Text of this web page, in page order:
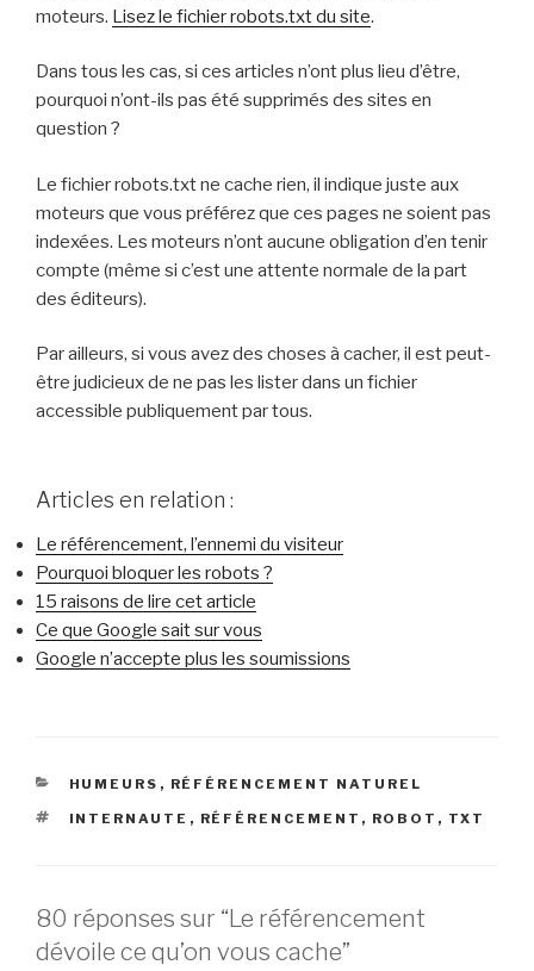
moteurs. Lisez le fichier robots.txt du site.
Dans tous les cas, si ces articles n’ont plus lieu d’être,
pourquoi n’ont-ils pas été supprimés des sites en
question ?
Le fichier robots.txt ne cache rien, il indique juste aux
moteurs que vous préférez que ces pages ne soient pas
indexées. Les moteurs n’ont aucune obligation d’en tenir
compte (même si c’est une attente normale de la part
des éditeurs).
Par ailleurs, si vous avez des choses à cacher, il est peut-
être judicieux de ne pas les lister dans un fichier
accessible publiquement par tous.
Articles en relation :
Le référencement, l’ennemi du visiteur
Pourquoi bloquer les robots ?
15 raisons de lire cet article
Ce que Google sait sur vous
Google n’accepte plus les soumissions
CATÉGORIES
HUMEURS , RÉFÉRENCEMENT NATUREL
ÉTIQUETTES
INTERNAUTE , RÉFÉRENCEMENT , ROBOT , TXT
80 réponses sur “Le référencement
dévoile ce qu’on vous cache”